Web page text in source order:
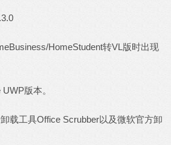
HomeStudent转VL版时出现
版本。
载工具Office Scrubber以及微软官方卸